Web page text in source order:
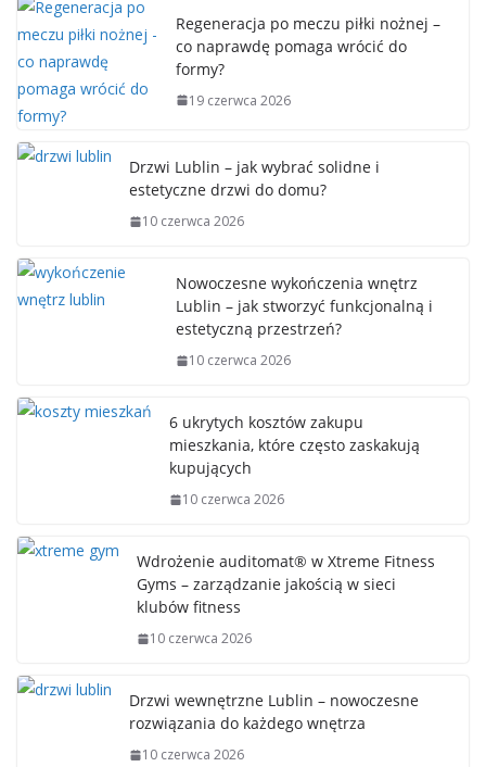
Regeneracja po meczu piłki nożnej –
co naprawdę pomaga wrócić do
formy?
19 czerwca 2026
Drzwi Lublin – jak wybrać solidne i
estetyczne drzwi do domu?
10 czerwca 2026
Nowoczesne wykończenia wnętrz
Lublin – jak stworzyć funkcjonalną i
estetyczną przestrzeń?
10 czerwca 2026
6 ukrytych kosztów zakupu
mieszkania, które często zaskakują
kupujących
10 czerwca 2026
Wdrożenie auditomat® w Xtreme Fitness
Gyms – zarządzanie jakością w sieci
klubów fitness
10 czerwca 2026
Drzwi wewnętrzne Lublin – nowoczesne
rozwiązania do każdego wnętrza
10 czerwca 2026